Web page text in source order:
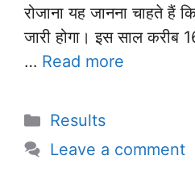
रोजाना यह जानना चाहते हैं
जारी होगा। इस साल करीब
… Read more
Categories
Results
Leave a comment